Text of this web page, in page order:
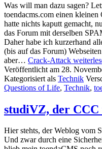
Was will man dazu sagen?
toendacms.com einen
hatte nichts kaputt gemacht,
das Forum mit derselben
Daher habe ich kurzerhand
(bis auf das Forum)
aber… Crack-Attack
Veröffentlicht am 28.
Kategorisiert als Technik
Questions of Life, Technik,
studiVZ, der CCC
Hier stehts, der Weblog vom
Und zwar durch eine